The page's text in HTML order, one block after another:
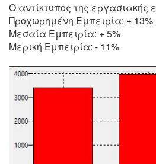
Ο αντίκτυπος της εργασιακής
Προχωρημένη Εμπειρία: + 13%
Μεσαία Εμπειρία: + 5%
Μερική Εμπειρία: - 11%